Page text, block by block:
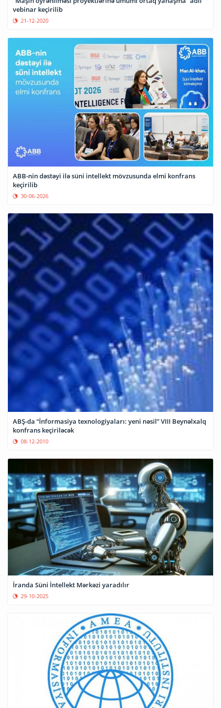
vebinar keçirilib
21-12-2020
ABB-nin dəstəyi ilə süni intellekt mövzusunda elmi konfrans
keçirilib
30-06-2026
ABŞ-da “İnformasiya texnologiyaları: yeni nəsil” VIII Beynəlxalq
konfrans keçiriləcək
08-12-2010
İranda Süni İntellekt Mərkəzi yaradılır
29-10-2025